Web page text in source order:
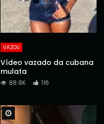
VAZOU
Vídeo vazado da cubana
mulata
88.8K 116
Watch Later